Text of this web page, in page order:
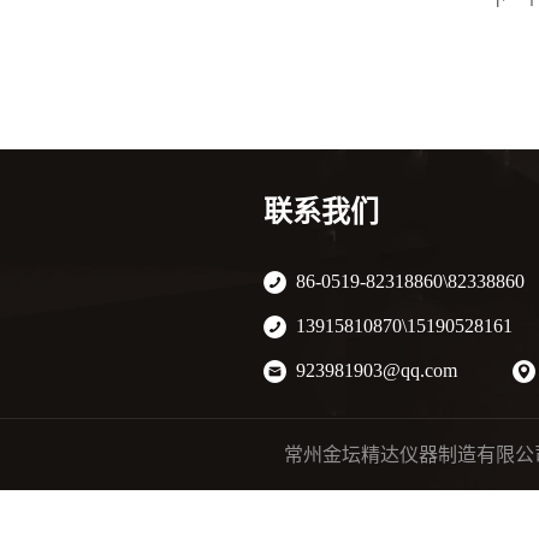
联系我们
86-0519-82318860\82338860
13915810870\15190528161
923981903@qq.com
常州金坛精达仪器制造有